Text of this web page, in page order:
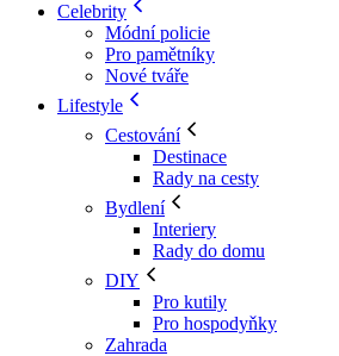
Celebrity
Módní policie
Pro pamětníky
Nové tváře
Lifestyle
Cestování
Destinace
Rady na cesty
Bydlení
Interiery
Rady do domu
DIY
Pro kutily
Pro hospodyňky
Zahrada